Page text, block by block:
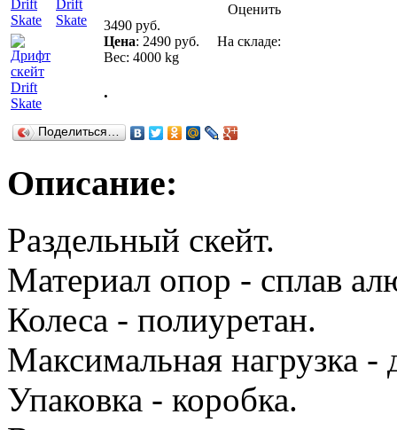
Оценить
3490 руб.
Цена: 2490 руб.
На складе:
Вес: 4000 kg
.
Поделиться…
Описание:
Раздельный скейт.
Материал опор - сплав
Колеса - полиуретан.
Максимальная нагрузка -
Упаковка - коробка.